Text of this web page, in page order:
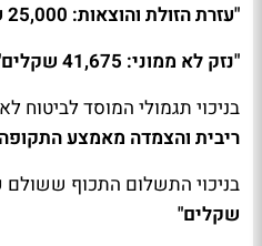
"עזרת הזולת והוצאות: 25,000 שקלים"
"נזק לא ממוני: 41,675 שקלים"
בניכוי תגמולי המוסד לביטוח
ריבית והצמדה מאמצע התקופה: 134,886
בניכוי התשלום התכוף ששולם
שקלים"